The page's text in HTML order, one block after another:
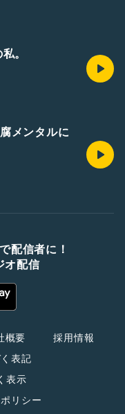
。
メンタルに
配信者に！
オ配信
概要
採用情報
表記
表示
リシー